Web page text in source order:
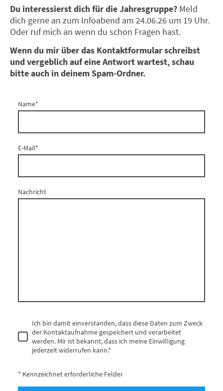
Du interessierst dich für die Jahresgruppe? Meld
dich gerne an zum Infoabend am 24.06.26 um 19 Uhr.
Oder ruf mich an wenn du schon Fragen hast.
Wenn du mir über das Kontaktformular schreibst
und vergeblich auf eine Antwort wartest, schau
bitte auch in deinem Spam-Ordner.
Name*
E-Mail*
Nachricht
Ich bin damit einverstanden, dass diese Daten zum Zweck
der Kontaktaufnahme gespeichert und verarbeitet
werden. Mir ist bekannt, dass ich meine Einwilligung
jederzeit widerrufen kann.*
* Kennzeichnet erforderliche Felder